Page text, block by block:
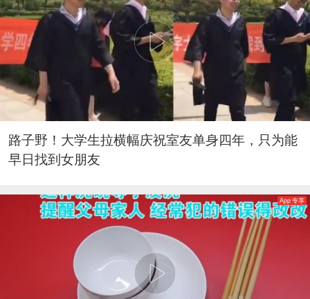
路子野！大学生拉横幅庆祝室友单身四年，只为能
早日找到女朋友
App 专享